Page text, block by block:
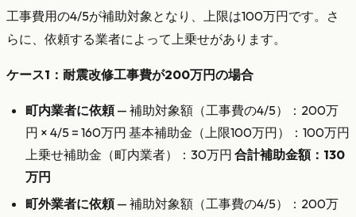
工事費用の4/5が補助対象となり、上限は100万円です。さ
らに、依頼する業者によって上乗せがあります。
ケース1：耐震改修工事費が200万円の場合
町内業者に依頼— 補助対象額（工事費の4/5）：200万
円 × 4/5 = 160万円 基本補助金（上限100万円）：100万円
上乗せ補助金（町内業者）：30万円 合計補助金額：130
万円
町外業者に依頼— 補助対象額（工事費の4/5）：200万